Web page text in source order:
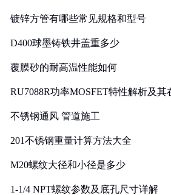
镀锌方管有哪些常见规格和型号
D400球墨铸铁井盖重多少
覆膜砂的耐高温性能如何
RU7088R功率MOSFET特性解析及
不锈钢通风 管道施工
201不锈钢重量计算方法大全
M20螺纹大径和小径是多少
1-1/4 NPT螺纹参数及底孔尺寸详解